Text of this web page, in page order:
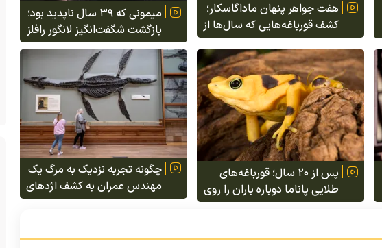
هفت جواهر پنهان ماداگاسکار؛
کشف قورباغه‌هایی که سال‌ها از
چشم دانشمندان دور مانده
بودند
میمونی که ۳۹ سال ناپدید بود؛
بازگشت شگفت‌انگیز لانگور رافلز
به جنگل‌های سنگاپور
پس از ۲۰ سال؛ قورباغه‌های
طلایی پاناما دوباره باران را روی
پوست خود احساس کردند
چگونه تجربه نزدیک به مرگ یک
مهندس عمران به کشف اژد‌های
دریایی ژوراسیک در ولز منجر